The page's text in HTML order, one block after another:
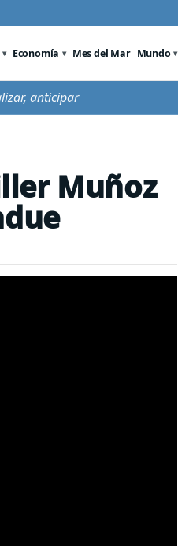
Economía Mes del Mar Mundo
anticipar
Muñoz